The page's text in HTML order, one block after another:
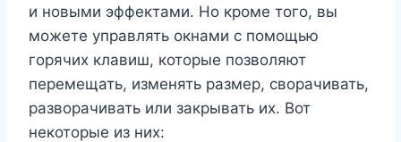
и новыми эффектами. Но кроме того, вы
можете управлять окнами с помощью
горячих клавиш, которые позволяют
перемещать, изменять размер, сворачивать,
разворачивать или закрывать их. Вот
некоторые из них: